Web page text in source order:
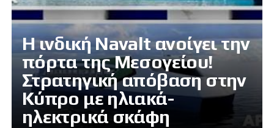
Η ινδική Navalt ανοίγει την
πόρτα της Μεσογείου!
Στρατηγική απόβαση στην
Κύπρο με ηλιακά-
ηλεκτρικά σκάφη